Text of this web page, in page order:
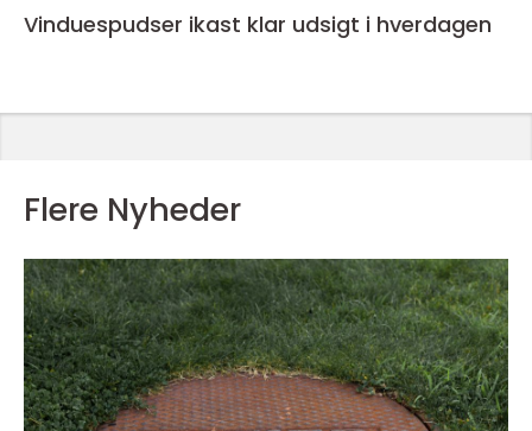
Vinduespudser ikast klar udsigt i hverdagen
Flere Nyheder